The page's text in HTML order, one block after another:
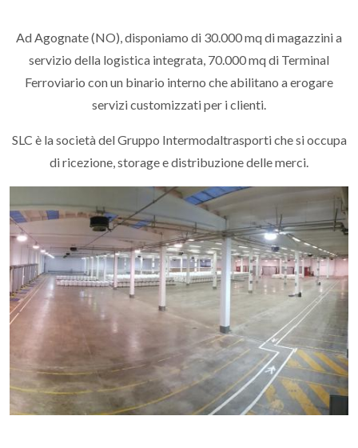
Ad Agognate (NO), disponiamo di 30.000 mq di magazzini a
servizio della logistica integrata, 70.000 mq di Terminal
Ferroviario con un binario interno che abilitano a erogare
servizi customizzati per i clienti.
SLC è la società del Gruppo Intermodaltrasporti che si occupa
di ricezione, storage e distribuzione delle merci.